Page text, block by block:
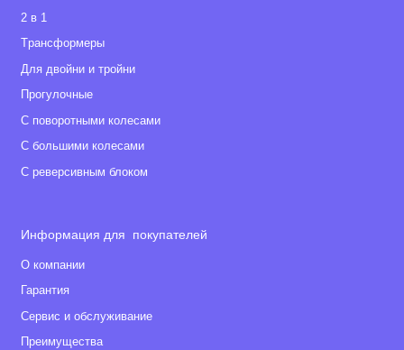
2 в 1
Tрансформеры
Для двойни и тройни
Прогулочные
С поворотными колесами
С большими колесами
С реверсивным блоком
Информация для покупателей
О компании
Гарантия
Сервис и обслуживание
Преимущества